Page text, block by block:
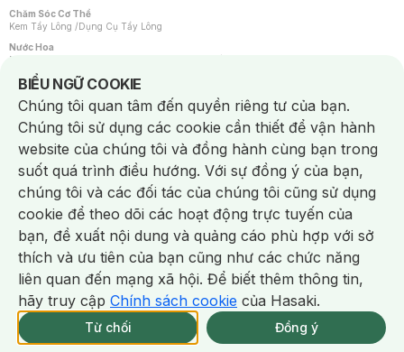
Chăm Sóc Cơ Thể
Kem Tẩy Lông /Dụng Cụ Tẩy Lông
Nước Hoa
Nước Hoa Nữ
Chăm Sóc Cá Nhân
Chống Muỗi /Khẩu Trang /Máy Massage/Mặt Nạ Xông Hơi /Nước Rửa Tay/
Sản Phẩm Chăm Sóc Khác /Bàn Chải Đánh Răng /Bàn Chải Điện/
Hỗ Trợ Trắng Răng/Kem Đánh Răng /Máy Tăm Nước/ Nước Súc Miệng/
Tăm / Chỉ Nha Khoa/ Xịt Thơm Miệng / Dung Dịch Vệ Sinh/Dưỡng Vùng Kín/
Khăn Ướt Vệ Sinh Vùng Kín/Băng Vệ Sinh/Tampon/Bọt Cạo Râu /Dao Cạo Râu/
Máy Cạo Râu
Vấn Đề Về Da
Da Dầu / Lỗ Chân Lông To/ Da Khô / Mất Nước/ Da Lão Hóa/ Da Mụn/
Da Nhạy Cảm / Kích Ứng
Da Xỉn Màu Thâm / Nám / Tàn Nhang
Quầng Thâm & Bọng Mắt /Sẹo /Viêm Da Cơ Địa
Dụng Cụ / Phụ Kiện Chăm Sóc Da
Bông Tẩy Trang
Khăn Lau Mặt Khô Dụng Cụ / Máy Rửa Mặt Máy Chăm Sóc Da
Dụng Cụ Chăm Sóc Khác
BIỂU NGỮ COOKIE
Notice about cookies usage
Chúng tôi quan tâm đến quyền riêng tư của bạn.
Chúng tôi sử dụng các cookie cần thiết để vận hành
website của chúng tôi và đồng hành cùng bạn trong
suốt quá trình điều hướng. Với sự đồng ý của bạn,
chúng tôi và các đối tác của chúng tôi cũng sử dụng
cookie để theo dõi các hoạt động trực tuyến của
bạn, đề xuất nội dung và quảng cáo phù hợp với sở
thích và ưu tiên của bạn cũng như các chức năng
liên quan đến mạng xã hội. Để biết thêm thông tin,
hãy truy cập Chính sách cookie của Hasaki.
Từ chối Đồng ý